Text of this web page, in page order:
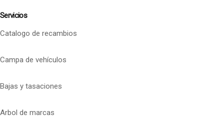
Servicios
Catalogo de recambios
Campa de vehículos
Bajas y tasaciones
Arbol de marcas